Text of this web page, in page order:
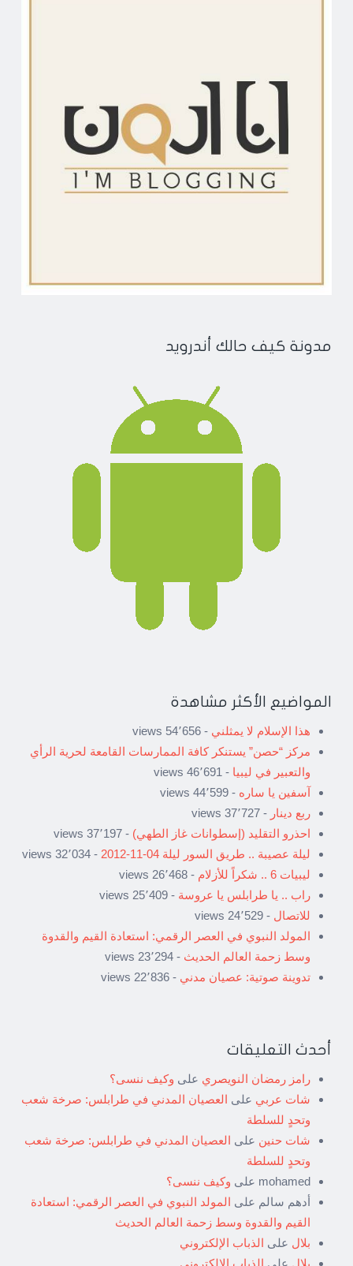
مدونة كيف حالك أندرويد
المواضيع الأكثر مشاهدة
هذا الإسلام لا يمثلني - 54٬656 views
مركز “حصن” يستنكر كافة الممارسات القامعة لحرية الرأي
والتعبير في ليبيا - 46٬691 views
آسفين يا ساره - 44٬599 views
ربع دينار - 37٬727 views
احذرو التقليد (إسطوانات غاز الطهي) - 37٬197 views
ليلة عصيبة .. طريق السور ليلة 04-11-2012
- 32٬034 views
ليبيات 6 .. شكراً للأزلام
- 26٬468 views
راب .. يا طرابلس يا عروسة - 25٬409 views
للاتصال - 24٬529 views
المولد النبوي في العصر الرقمي: استعادة القيم والقدوة
وسط زحمة العالم الحديث - 23٬294 views
تدوينة صوتية: عصيان مدني - 22٬836 views
أحدث التعليقات
رامز رمضان النويصري على وكيف ننسى؟
شات عربي على العصيان المدني في طرابلس: صرخة شعب
وتحدٍ للسلطة
شات حنين على العصيان المدني في طرابلس: صرخة شعب
وتحدٍ للسلطة
mohamed على وكيف ننسى؟
أدهم سالم على المولد النبوي في العصر الرقمي: استعادة
القيم والقدوة وسط زحمة العالم الحديث
بلال على الذباب الإلكتروني
بلال على الذباب الإلكتروني